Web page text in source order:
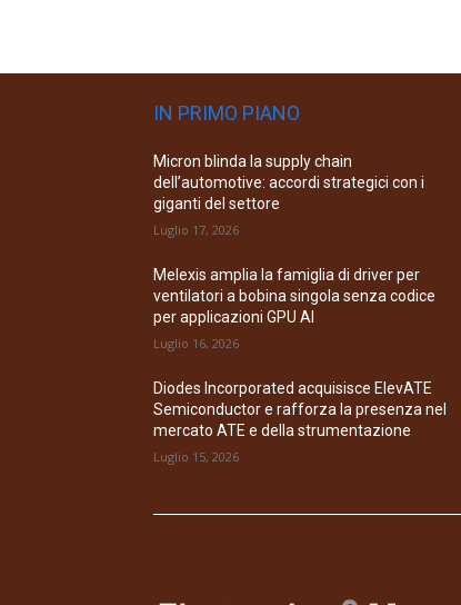
IN PRIMO PIANO
Micron blinda la supply chain
dell’automotive: accordi strategici con i
giganti del settore
Luglio 17, 2026
Melexis amplia la famiglia di driver per
ventilatori a bobina singola senza codice
per applicazioni GPU AI
Luglio 16, 2026
Diodes Incorporated acquisisce ElevATE
Semiconductor e rafforza la presenza nel
mercato ATE e della strumentazione
Luglio 15, 2026